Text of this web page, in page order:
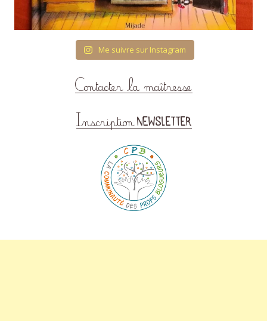
Me suivre sur Instagram